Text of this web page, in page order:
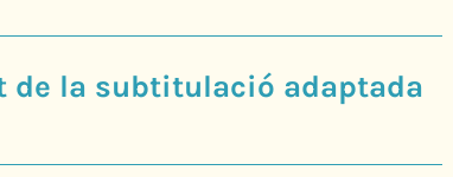
la subtitulació adaptada